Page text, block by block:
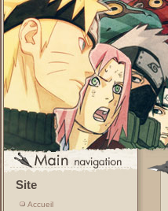
Site
Accueil